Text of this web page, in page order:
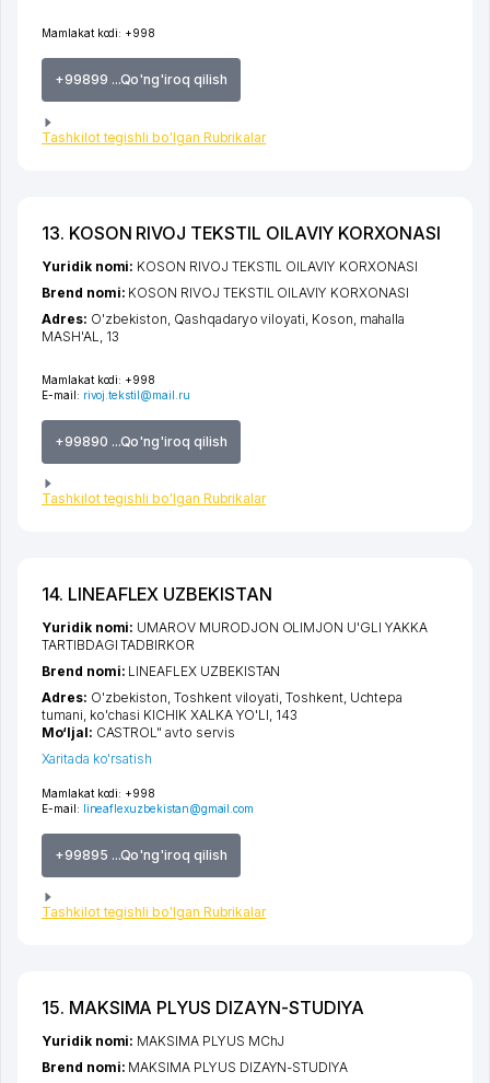
Mamlakat kodi: +998
+99899 ...Qo'ng'iroq qilish
Tashkilot tegishli bo'lgan Rubrikalar
13. KOSON RIVOJ TEKSTIL OILAVIY KORXONASI
Mamlakat kodi: +998
E-mail: rivoj.tekstil@mail.ru
+99890 ...Qo'ng'iroq qilish
Tashkilot tegishli bo'lgan Rubrikalar
Yuridik nomi: KOSON RIVOJ TEKSTIL OILAVIY KORXONASI
Brend nomi: KOSON RIVOJ TEKSTIL OILAVIY KORXONASI
Adres: O'zbekiston, Qashqadaryo viloyati Koson mahalla
MASH'AL
, 13
14. LINEAFLEX UZBEKISTAN
Mamlakat kodi: +998
E-mail: lineaflexuzbekistan@gmail.com
+99895 ...Qo'ng'iroq qilish
Tashkilot tegishli bo'lgan Rubrikalar
Yuridik nomi: UMAROV MURODJON OLIMJON U'GLI YAKKA
TARTIBDAGI TADBIRKOR
Brend nomi: LINEAFLEX UZBEKISTAN
Adres: O'zbekiston,Toshkent viloyati ,Toshkent, Uchtepa
tumani ko'chasi KICHIK XALKA YO'LI , 143
Mo‘ljal: CASTROL" avto servis
Xaritada ko'rsatish
15. MAKSIMA PLYUS DIZAYN-STUDIYA
Yuridik nomi: MAKSIMA PLYUS MChJ
Brend nomi: MAKSIMA PLYUS DIZAYN-STUDIYA